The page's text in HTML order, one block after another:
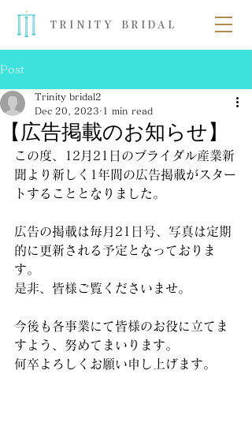
TRINITY BRIDAL
Post
【広告掲載のお知らせ】
Trinity bridal2
Dec 20, 2023 1 min read
この度、12月21日のブライダル産業新
聞より新しく1年間の広告掲載がスター
トすることとなりました。
広告の掲載は毎月21日号、写真は定期
的に更新される予定となっておりま
す。
是非、皆様ご覧くださいませ。
今後も各事業にて皆様のお役に立てま
すよう、努めてまいります。
何卒よろしくお願い申し上げます。